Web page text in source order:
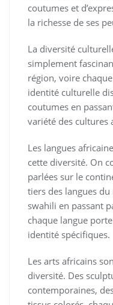
coutumes et
la richesse de ses
La diversité
simplement
région, voire
identité culturelle
coutumes en
variété des cultures
Les langues
cette diversité. On
parlées sur le
tiers des langues du
swahili en passant
chaque langue
identité spécifiques.
Les arts africains
diversité. Des
contemporaines,